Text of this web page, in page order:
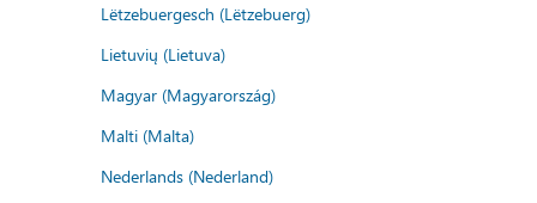
Lëtzebuergesch (Lëtzebuerg)
Lietuvių (Lietuva)
Magyar (Magyarország)
Malti (Malta)
Nederlands (Nederland)